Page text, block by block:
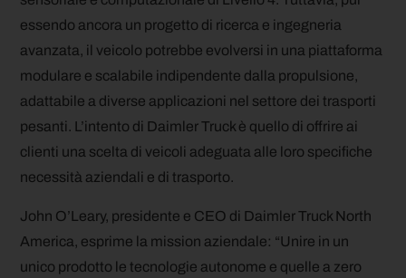
essendo ancora un progetto di ricerca e ingegneria
avanzata, il veicolo potrebbe evolversi in una piattaforma
modulare e scalabile indipendente dalla propulsione,
adattabile a diverse applicazioni nel settore dei trasporti
pesanti. L’intento di Daimler Truck è quello di offrire ai
clienti una scelta di veicoli adeguata alle loro specifiche
necessità aziendali e di trasporto.
John O’Leary, presidente e CEO di Daimler Truck North
America, esprime la mission aziendale: “Unire in un
unico prodotto le tecnologie autonome e quelle a zero